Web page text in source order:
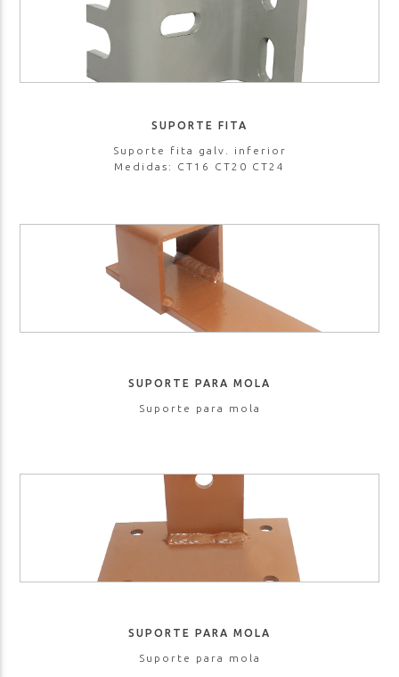
SUPORTE FITA
Suporte fita galv. inferior
Medidas: CT16 CT20 CT24
SUPORTE PARA MOLA
Suporte para mola
SUPORTE PARA MOLA
Suporte para mola